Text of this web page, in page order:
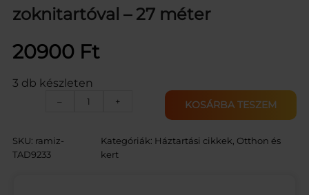
zoknitartóval – 27 méter
20900 Ft
3 db készleten
–
R
+ KOSÁRBA TESZEM
SKU: ramiz-
TAD9233
Kategóriák: Háztartási cikkek Otthon és
kert